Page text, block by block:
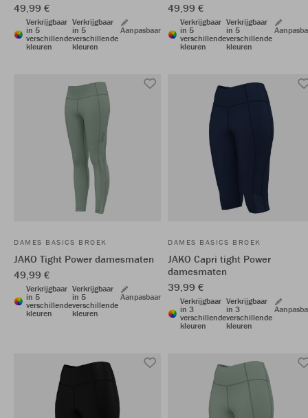
49,99 €
Verkrijgbaar
in 5
verschillende
kleuren
Verkrijgbaar
in 5
verschillende
kleuren
Aanpasbaar
49,99 €
Verkrijgbaar
in 5
verschillende
kleuren
Verkrijgbaar
in 5
verschillende
kleuren
DAMES BASICS BROEK
JAKO Tight Power damesmaten
49,99 €
Verkrijgbaar
in 5
verschillende
kleuren
Verkrijgbaar
in 5
verschillende
kleuren
Aanpasbaar
DAMES BASICS BROEK
JAKO Capri tight Power
damesmaten
39,99 €
Verkrijgbaar
in 3
verschillende
kleuren
Verkrijgbaar
in 3
verschillende
kleuren